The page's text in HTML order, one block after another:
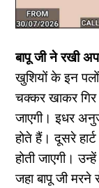
बापू जी ने रखी
खुशियों के इन
चक्कर खाकर गिर
जाएगी। इधर
होते हैं। दूसरे
होती जाएगी।
जहा बापू जी